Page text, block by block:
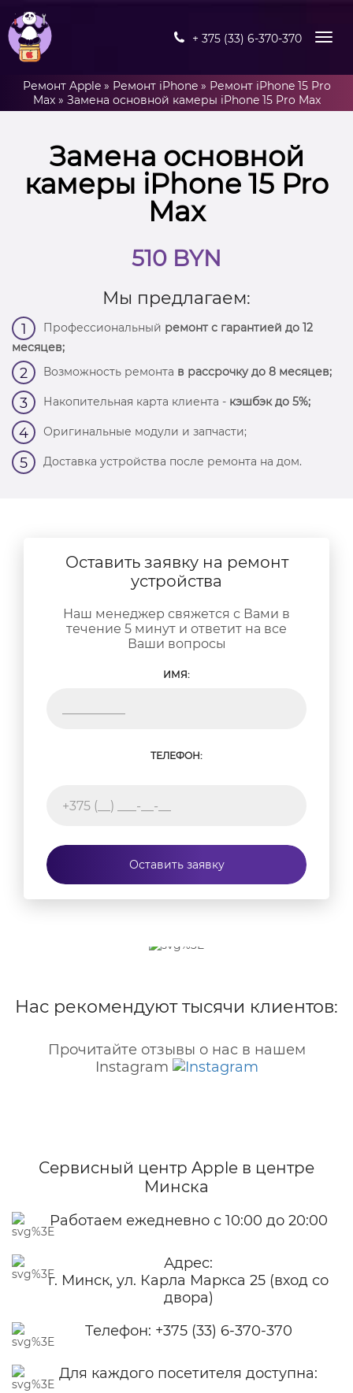
+ 375 (33) 6-370-370
Ремонт Apple» Ремонт iPhone» Ремонт iPhone 15 Pro
Max» Замена основной камеры iPhone 15 Pro Max
Замена основной
камеры iPhone 15 Pro
Max
510 BYN
Мы предлагаем:
1 Профессиональный ремонт с гарантией до 12
месяцев;
2 Возможность ремонта в рассрочку до 8 месяцев;
3 Накопительная карта клиента - кэшбэк до 5%;
4 Оригинальные модули и запчасти;
5 Доставка устройства после ремонта на дом.
Оставить заявку на ремонт
устройства
Наш менеджер свяжется с Вами в
течение 5 минут и ответит на все
Ваши вопросы
ИМЯ:
ТЕЛЕФОН:
Оставить заявку
Нас рекомендуют тысячи клиентов:
Прочитайте отзывы о нас в нашем
Instagram
Сервисный центр Apple в центре
Минска
Работаем ежедневно с 10:00 до 20:00
Адрес:
г. Минск, ул. Карла Маркса 25 (вход со
двора)
Телефон: +375 (33) 6-370-370
Для каждого посетителя доступна: